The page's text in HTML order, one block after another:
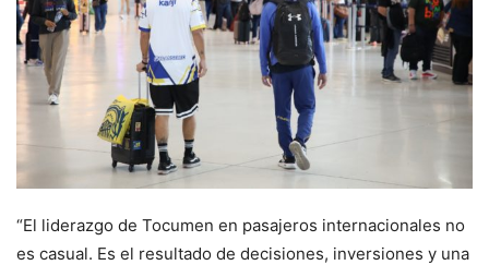
“El liderazgo de Tocumen en pasajeros internacionales no
es casual. Es el resultado de decisiones, inversiones y una